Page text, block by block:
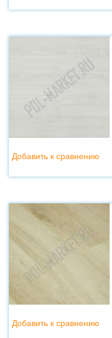
Добавить к сравнению
Добавить к сравнению